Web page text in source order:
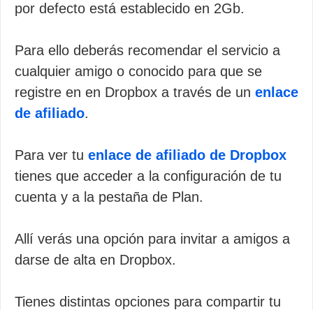
por defecto está establecido en 2Gb.
Para ello deberás recomendar el servicio a
cualquier amigo o conocido para que se
registre en en Dropbox a través de un enlace
de afiliado.
Para ver tu enlace de afiliado de Dropbox
tienes que acceder a la configuración de tu
cuenta y a la pestaña de Plan.
Allí verás una opción para invitar a amigos a
darse de alta en Dropbox.
Tienes distintas opciones para compartir tu